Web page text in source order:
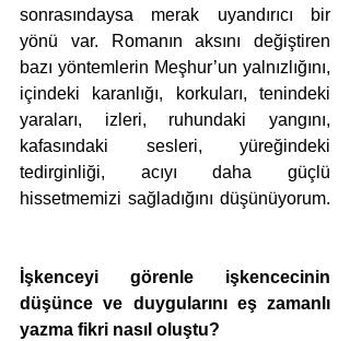
sonrasındaysa merak uyandırıcı bir
yönü var. Romanın aksını değiştiren
bazı yöntemlerin Meşhur’un yalnızlığını,
içindeki karanlığı, korkuları, tenindeki
yaraları, izleri, ruhundaki yangını,
kafasındaki sesleri, yüreğindeki
tedirginliği, acıyı daha güçlü
hissetmemizi sağladığını düşünüyorum.
İşkenceyi görenle işkencecinin
düşünce ve duygularını eş zamanlı
yazma fikri nasıl oluştu?